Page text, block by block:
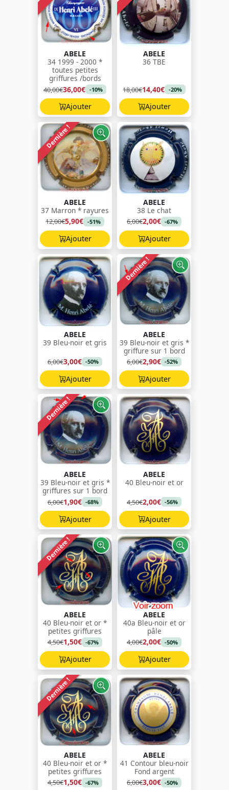
ABELE
34 1999 - 2000 *
toutes petites
griffures /bords
40,00€36,00€ -10%
Ajouter
ABELE
36 TBE
18,00€14,40€ -20%
Ajouter
Dernière !
ABELE
37 Marron * rayures
12,00€5,90€ -51%
Ajouter
ABELE
38 Le chat
6,00€2,00€ -67%
Ajouter
ABELE
39 Bleu-noir et gris
6,00€3,00€ -50%
Ajouter
Dernière !
ABELE
39 Bleu-noir et gris *
griffure sur 1 bord
6,00€2,90€ -52%
Ajouter
Dernière !
ABELE
39 Bleu-noir et gris *
griffures sur 1 bord
6,00€1,90€ -68%
Ajouter
ABELE
40 Bleu-noir et or
4,50€2,00€ -56%
Ajouter
Dernière !
ABELE
40 Bleu-noir et or *
petites griffures
4,50€1,50€ -67%
Ajouter
ABELE
40a Bleu-noir et or
pâle
4,00€2,00€ -50%
Ajouter
Dernière !
ABELE
40 Bleu-noir et or *
petites griffures
4,50€1,50€ -67%
ABELE
41 Contour bleu-noir
Fond argent
6,00€3,00€ -50%